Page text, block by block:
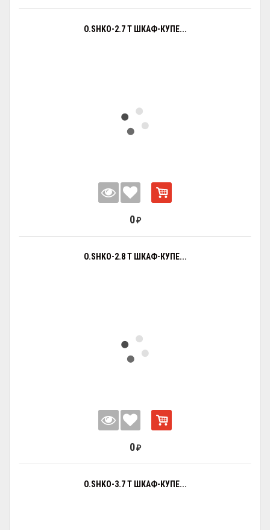
O.SHKO-2.7 T ШКАФ-КУПЕ...
0 ₽
O.SHKO-2.8 T ШКАФ-КУПЕ...
0 ₽
O.SHKO-3.7 T ШКАФ-КУПЕ...